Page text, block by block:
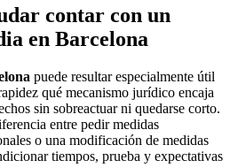
contar con un
en Barcelona
puede resultar especialmente útil
qué mecanismo jurídico encaja
sin sobreactuar ni quedarse corto.
entre pedir medidas
o una modificación de medidas
tiempos, prueba y expectativas